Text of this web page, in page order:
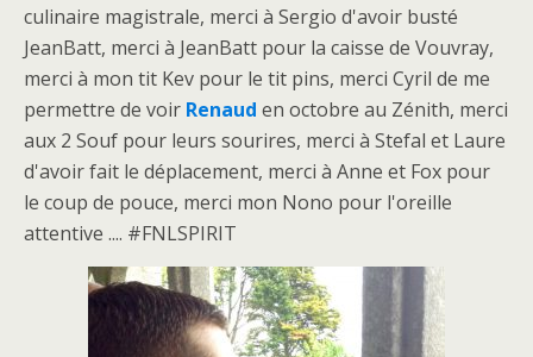
culinaire magistrale, merci à Sergio d'avoir busté
JeanBatt, merci à JeanBatt pour la caisse de Vouvray,
merci à mon tit Kev pour le tit pins, merci Cyril de me
permettre de voir Renaud en octobre au Zénith, merci
aux 2 Souf pour leurs sourires, merci à Stefal et Laure
d'avoir fait le déplacement, merci à Anne et Fox pour
le coup de pouce, merci mon Nono pour l'oreille
attentive .... #FNLSPIRIT